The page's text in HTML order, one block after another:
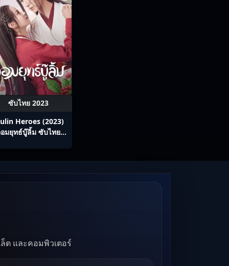
ซับไทย 2023
Heroes (2023)
มยุทธ์บู๊ลิ้ม ซับไทย
ต และคอมพิวเตอร์